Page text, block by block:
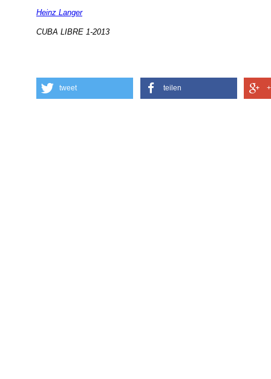
Heinz Langer
CUBA LIBRE 1-2013
tweet teilen